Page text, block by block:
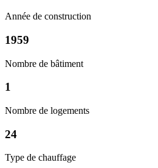
Année de construction
1959
Nombre de bâtiment
1
Nombre de logements
24
Type de chauffage